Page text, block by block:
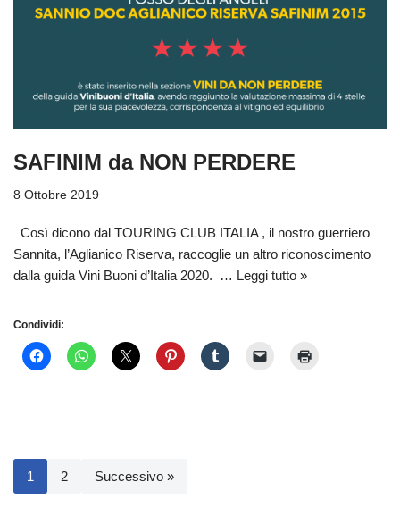
SAFINIM da NON PERDERE
8 Ottobre 2019
Così dicono dal TOURING CLUB ITALIA , il nostro guerriero
Sannita, l’Aglianico Riserva, raccoglie un altro riconoscimento
dalla guida Vini Buoni d’Italia 2020. … Leggi tutto »
Condividi:
1 2 Successivo »